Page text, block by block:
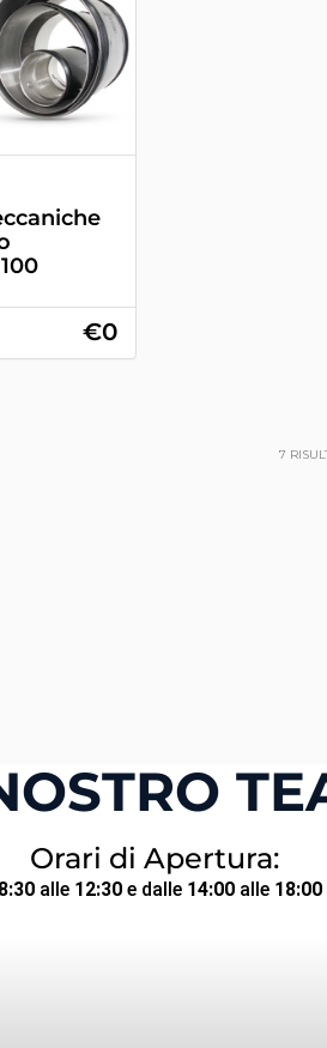
€0
7
Orari di Apertura:
alle 12:30 e dalle 14:00 alle 18:00